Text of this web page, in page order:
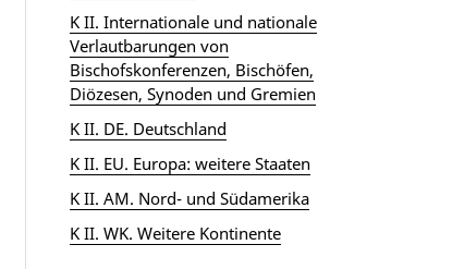
K II. Internationale und nationale
Verlautbarungen von
Bischofskonferenzen, Bischöfen,
Diözesen, Synoden und Gremien
K II. DE. Deutschland
K II. EU. Europa: weitere Staaten
K II. AM. Nord- und Südamerika
K II. WK. Weitere Kontinente